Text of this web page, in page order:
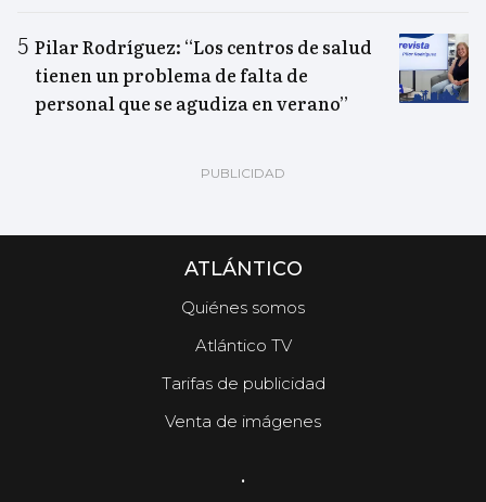
Pilar Rodríguez: “Los centros de salud
tienen un problema de falta de
personal que se agudiza en verano”
ATLÁNTICO
Quiénes somos
Atlántico TV
Tarifas de publicidad
Venta de imágenes
.